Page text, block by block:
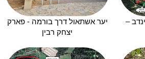
–
יער אשתאול דרך בורמה - פארק
יצחק רבין